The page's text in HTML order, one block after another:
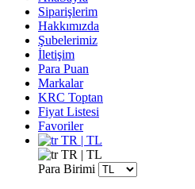
Siparişlerim
Hakkımızda
Şubelerimiz
İletişim
Para Puan
Markalar
KRC Toptan
Fiyat Listesi
Favoriler
TR | TL
TR | TL
Para Birimi